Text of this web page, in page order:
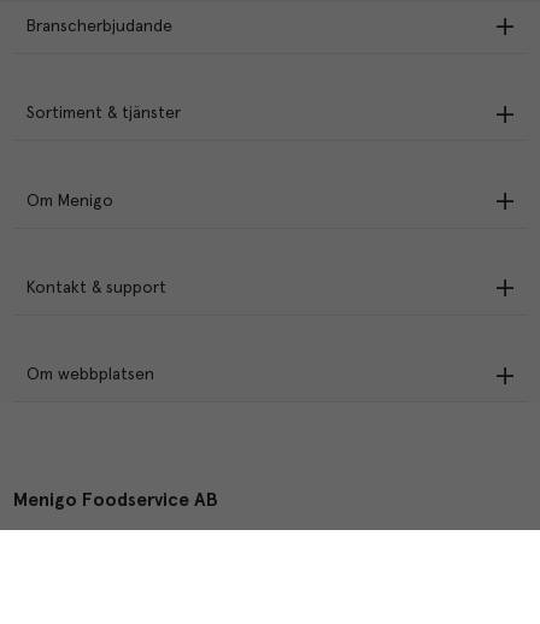
Branscherbjudande
Sortiment & tjänster
Om Menigo
Kontakt & support
Om webbplatsen
Menigo Foodservice AB